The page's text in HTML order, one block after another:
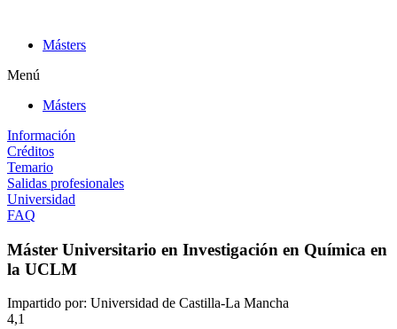
contenidoMásters
Menú
Másters
Información
Créditos
Temario
Salidas profesionales
Universidad
FAQ
Máster Universitario en Investigación en Química en
la UCLM
Impartido por: Universidad de Castilla-La Mancha
4,1